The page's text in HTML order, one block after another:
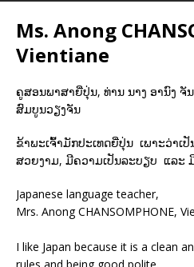
Ms. Anong
Vientiane
ຄູສອນພາສາຍີ່ປຸ່ນ, ທ່ານ ນາງ ອານົງ
ສົມບູນວຽງຈັນ
ຂ້າພະເຈົ້າມັກປະເທດຍີ່ປຸ່ນ ເພາະວ່າເ
ສວຍງາມ, ມີຄວາມເປັນລະບຽບ ແລະ
Japanese language teacher,
Mrs. Anong CHANSOMPHONE,
I like Japan because it is a clean